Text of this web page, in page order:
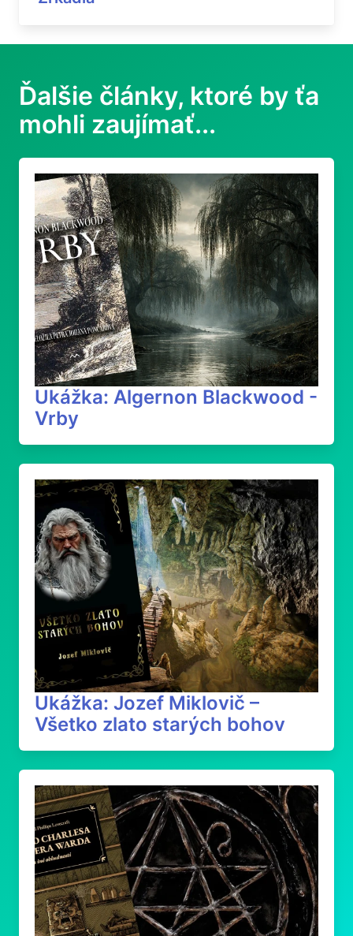
Ďalšie články, ktoré by ťa
mohli zaujímať...
Ukážka: Algernon Blackwood -
Vrby
Ukážka: Jozef Miklovič –
Všetko zlato starých bohov